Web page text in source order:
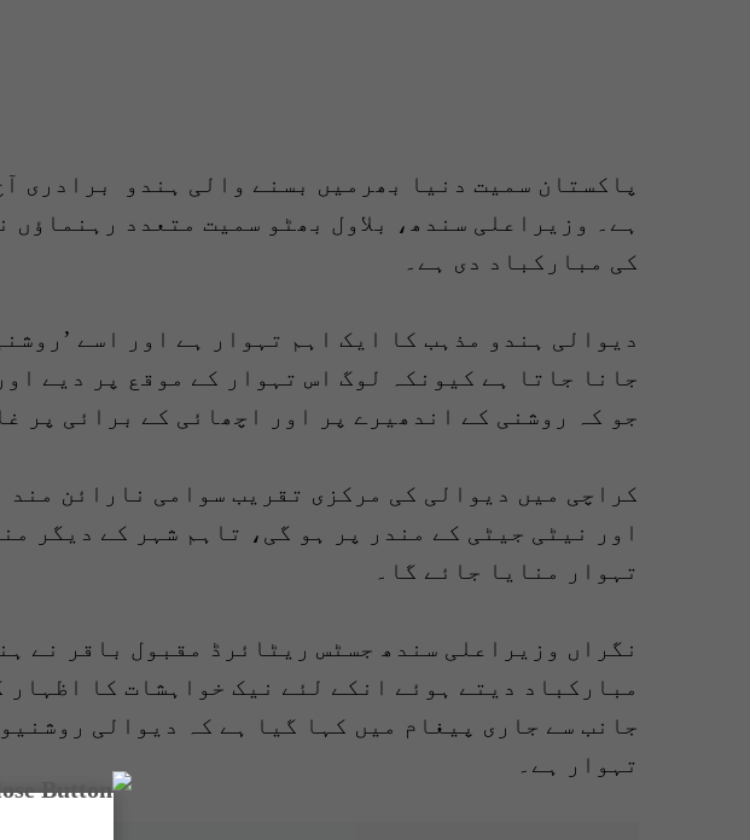
پاکستان سمیت دنیا بھرمیں بسنے والی ہندو برادری
ہے۔ وزیراعلی سندھ، بلاول بھٹو سمیت متعدد
کی مبارکباد دی ہے۔
دیوالی ہندو مذہب کا ایک اہم تہوار ہے اور اسے
جانا جاتا ہے کیونکہ لوگ اس تہوار کے موقع پر دیے
جو کہ روشنی کے اندھیرے پر اور اچھائی کے برائی پر
کراچی میں دیوالی کی مرکزی تقریب سوامی نارائن مند
اور نیٹی جیٹی کے مندر پر ہو گی، تاہم شہر کے دیگر
تہوار منایا جائے گا۔
نگراں وزیراعلی سندھ جسٹس ریٹائرڈ مقبول باقر نے
مبارکباد دیتے ہوئے انکے لئے نیک خواہشات کا
جانب سے جاری پیغام میں کہا گیا ہے کہ دیوالی
تہوار ہے۔